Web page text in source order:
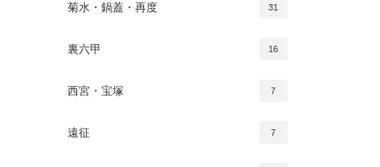
菊水・鍋蓋・再度 31
裏六甲 16
西宮・宝塚 7
遠征 7